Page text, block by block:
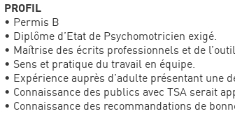
PROFIL
• Permis B
• Diplôme d’Etat de Psychomotricien exigé.
• Maîtrise des écrits professionnels et de
• Sens et pratique du travail en équipe.
• Expérience auprès d’adulte présentant une
• Connaissance des publics avec TSA serait
• Connaissance des recommandations de